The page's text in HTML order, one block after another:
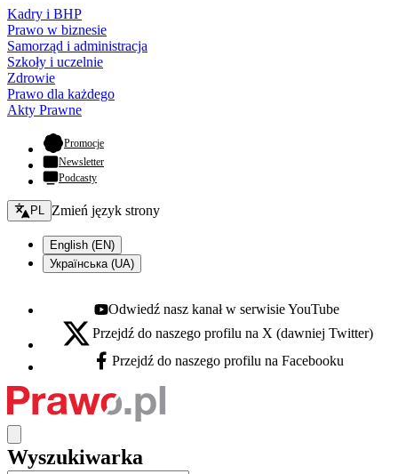
Kadry i BHP
Prawo w biznesie
Samorząd i administracja
Szkoły i uczelnie
Zdrowie
Prawo dla każdego
Akty Prawne
Promocje- otwiera się w nowej karcie
Newsletter
Podcasty
Zmień język - bieżący:
PL Zmień język strony
English (EN)
Українська (UA)
Youtube - otwiera się w nowej karcie
Odwiedź nasz kanał w serwisie YouTube
X - otwiera się w nowej karcie
Przejdź do naszego profilu na X (dawniej Twitter)
Facebook - otwiera się w nowej karcie
Przejdź do naszego profilu na Facebooku
Wyszukiwarka